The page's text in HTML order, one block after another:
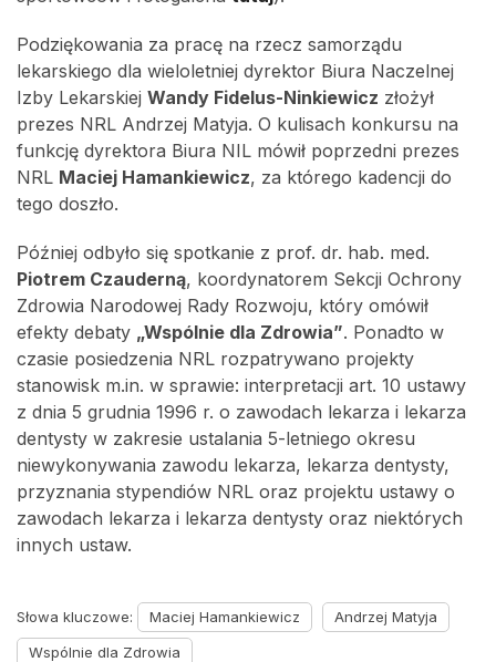
Podziękowania za pracę na rzecz samorządu
lekarskiego dla wieloletniej dyrektor Biura Naczelnej
Izby Lekarskiej Wandy Fidelus-Ninkiewicz złożył
prezes NRL Andrzej Matyja. O kulisach konkursu na
funkcję dyrektora Biura NIL mówił poprzedni prezes
NRL Maciej Hamankiewicz, za którego kadencji do
tego doszło.
Później odbyło się spotkanie z prof. dr. hab. med.
Piotrem Czauderną, koordynatorem Sekcji Ochrony
Zdrowia Narodowej Rady Rozwoju, który omówił
efekty debaty „Wspólnie dla Zdrowia”. Ponadto w
czasie posiedzenia NRL rozpatrywano projekty
stanowisk m.in. w sprawie: interpretacji art. 10 ustawy
z dnia 5 grudnia 1996 r. o zawodach lekarza i lekarza
dentysty w zakresie ustalania 5-letniego okresu
niewykonywania zawodu lekarza, lekarza dentysty,
przyznania stypendiów NRL oraz projektu ustawy o
zawodach lekarza i lekarza dentysty oraz niektórych
innych ustaw.
Słowa kluczowe: Maciej Hamankiewicz
Andrzej Matyja
Wspólnie dla Zdrowia